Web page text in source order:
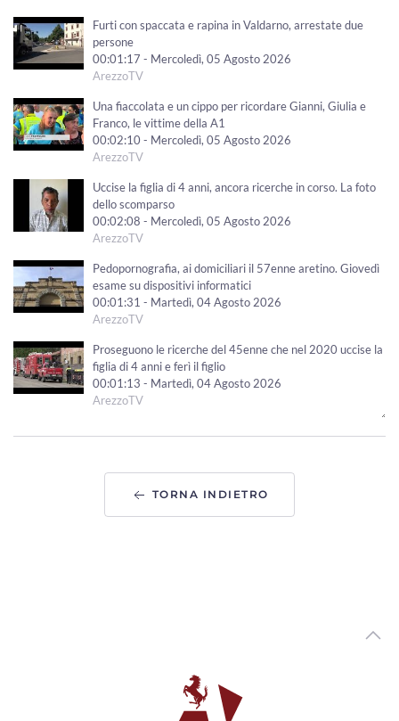
Furti con spaccata e rapina in Valdarno, arrestate due
persone
00:01:17 - Mercoledì, 05 Agosto 2026
ArezzoTV
Una fiaccolata e un cippo per ricordare Gianni, Giulia e
Franco, le vittime della A1
00:02:10 - Mercoledì, 05 Agosto 2026
ArezzoTV
Uccise la figlia di 4 anni, ancora ricerche in corso. La foto
dello scomparso
00:02:08 - Mercoledì, 05 Agosto 2026
ArezzoTV
Pedopornografia, ai domiciliari il 57enne aretino. Giovedì
esame su dispositivi informatici
00:01:31 - Martedì, 04 Agosto 2026
ArezzoTV
Proseguono le ricerche del 45enne che nel 2020 uccise la
figlia di 4 anni e ferì il figlio
00:01:13 - Martedì, 04 Agosto 2026
ArezzoTV
Si rifugia in un bar per sfuggire al compagno violento:
00:01:10 - Lunedì, 03 Agosto 2026
TORNA INDIETRO